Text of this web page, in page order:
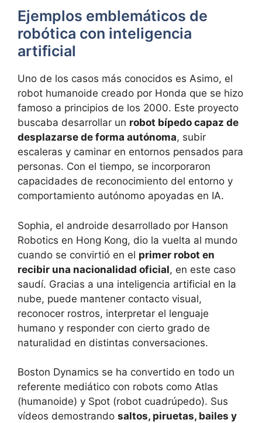
Ejemplos emblemáticos de
robótica con inteligencia
artificial
Uno de los casos más conocidos es Asimo, el
robot humanoide creado por Honda que se hizo
famoso a principios de los 2000. Este proyecto
buscaba desarrollar un robot bípedo capaz de
desplazarse de forma autónoma, subir
escaleras y caminar en entornos pensados para
personas. Con el tiempo, se incorporaron
capacidades de reconocimiento del entorno y
comportamiento autónomo apoyadas en IA.
Sophia, el androide desarrollado por Hanson
Robotics en Hong Kong, dio la vuelta al mundo
cuando se convirtió en el primer robot en
recibir una nacionalidad oficial, en este caso
saudí. Gracias a una inteligencia artificial en la
nube, puede mantener contacto visual,
reconocer rostros, interpretar el lenguaje
humano y responder con cierto grado de
naturalidad en distintas conversaciones.
Boston Dynamics se ha convertido en todo un
referente mediático con robots como Atlas
(humanoide) y Spot (robot cuadrúpedo). Sus
vídeos demostrando saltos, piruetas, bailes y